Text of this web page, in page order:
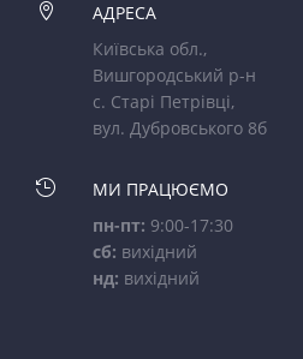

АДРЕСА
Київська обл.,
Вишгородський р-н
с. Старі Петрівці,
вул. Дубровського 8б

МИ ПРАЦЮЄМО
пн-пт: 9:00-17:30
сб: вихідний
нд: вихідний